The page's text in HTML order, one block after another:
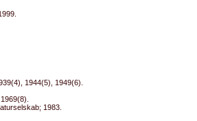
1944(5), 1949(6).
1983.